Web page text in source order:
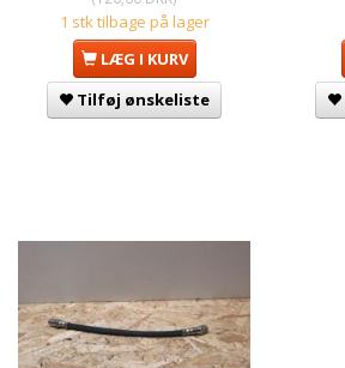
1 stk tilbage på lager
LÆG I KURV
Tilføj ønskeliste